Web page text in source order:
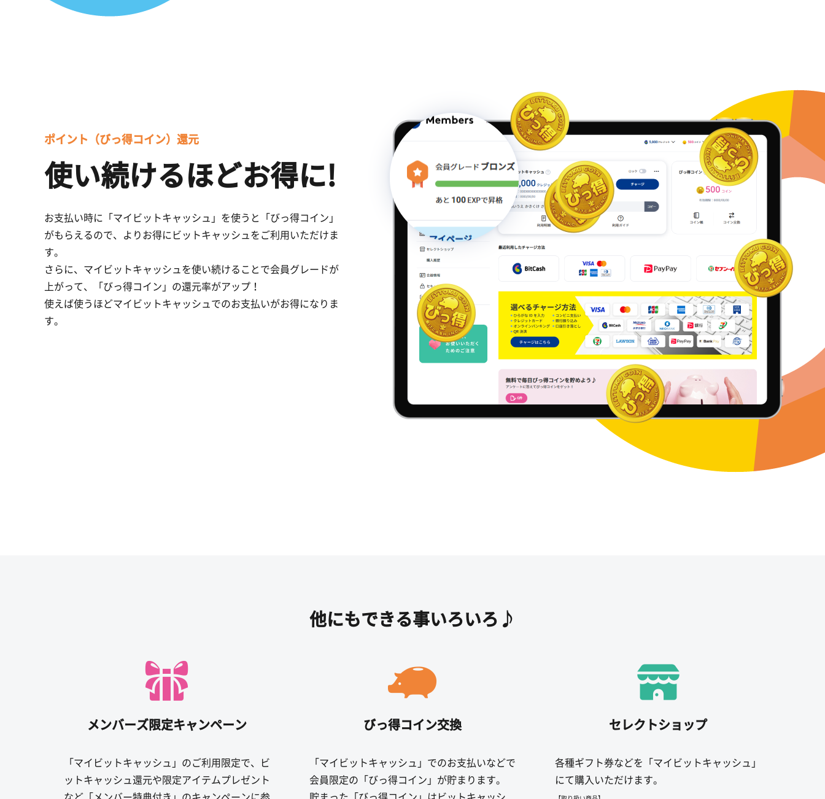
ポイント（びっ得コイン）還元
使い続けるほどお得に!
お支払い時に「マイビットキャッシュ」を使うと「びっ得コイン」
がもらえるので、よりお得にビットキャッシュをご利用いただけま
す。
さらに、マイビットキャッシュを使い続けることで会員グレードが
上がって、「びっ得コイン」の還元率がアップ！
使えば使うほどマイビットキャッシュでのお支払いがお得になりま
す。
他にもできる事いろいろ♪
メンバーズ限定キャンペーン
「マイビットキャッシュ」のご利用限定で、ビ
ットキャッシュ還元や限定アイテムプレゼント
びっ得コイン交換
「マイビットキャッシュ」でのお支払いなどで
会員限定の「びっ得コイン」が貯まります。
セレクトショップ
各種ギフト券などを「マイビットキャッシュ」
にて購入いただけます。